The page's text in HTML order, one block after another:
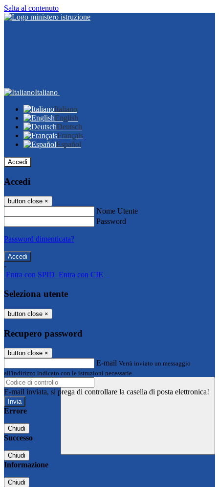
Salta al contenuto
Italiano
Italiano
English
Deutsch
Français
Español
Accedi
Accedi
button close ×
Nome Utente
Password
Password dimenticata?
-
Entra con SPID Entra con CIE
Seleziona utente
button close ×
Recupero password
button close ×
E-mail Verrà inviato un messaggio
all'indirizzo indicato con le istruzioni necessarie.
E-mail inviata, si prega di controllare la casella di posta elettronica!
Errore
Chiudi
Successo
Chiudi
Informazione
Chiudi